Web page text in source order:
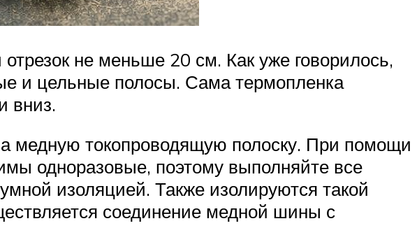
не меньше 20 см. Как уже говорилось,
и цельные полосы. Сама термопленка
вниз.
медную токопроводящую полоску. При помощи
одноразовые, поэтому выполняйте все
изоляцией. Также изолируются такой
соединение медной шины с